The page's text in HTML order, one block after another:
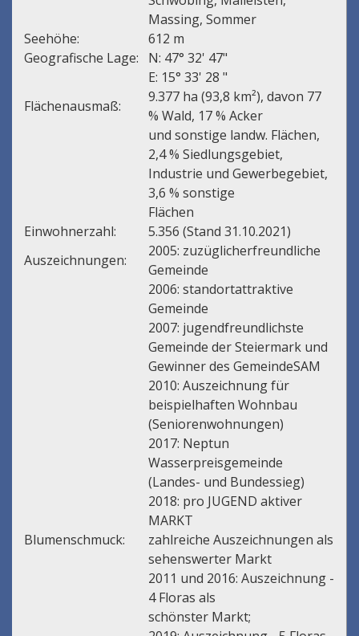
Massing, Sommer
Seehöhe:
612 m
Geografische Lage:
N: 47° 32' 47"
E: 15° 33' 28 "
Flächenausmaß:
9.377 ha (93,8 km²), davon 77
% Wald, 17 % Acker
und sonstige landw. Flächen,
2,4 % Siedlungsgebiet,
Industrie und Gewerbegebiet,
3,6 % sonstige
Flächen
Einwohnerzahl:
5.356 (Stand 31.10.2021)
Auszeichnungen:
2005: zuzüglicherfreundliche
Gemeinde
2006: standortattraktive
Gemeinde
2007: jugendfreundlichste
Gemeinde der Steiermark und
Gewinner des GemeindeSAM
2010: Auszeichnung für
beispielhaften Wohnbau
(Seniorenwohnungen)
2017: Neptun
Wasserpreisgemeinde
(Landes- und Bundessieg)
2018: pro JUGEND aktiver
MARKT
Blumenschmuck:
zahlreiche Auszeichnungen als
sehenswerter Markt
2011 und 2016: Auszeichnung -
4 Floras als
schönster Markt;